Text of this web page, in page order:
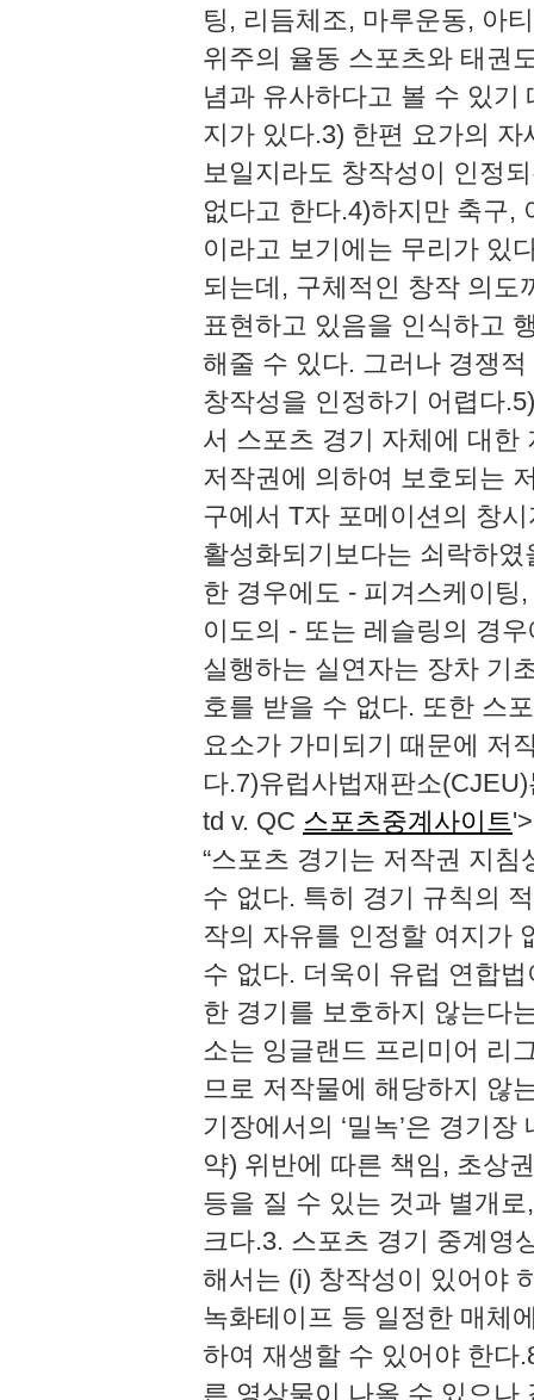
팅, 리듬체조, 마루운동, 아
위주의 율동 스포츠와 태권
념과 유사하다고 볼 수 있기
지가 있다.3) 한편 요가의
보일지라도 창작성이 인정
없다고 한다.4)하지만 축구,
이라고 보기에는 무리가 있
되는데, 구체적인 창작 의도
표현하고 있음을 인식하고
해줄 수 있다. 그러나 경쟁
창작성을 인정하기 어렵다
서 스포츠 경기 자체에 대한
저작권에 의하여 보호되는
구에서 T자 포메이션의 창
활성화되기보다는 쇠락하
한 경우에도 - 피겨스케이
이도의 - 또는 레슬링의 경
실행하는 실연자는 장차 기
호를 받을 수 없다. 또한 스
요소가 가미되기 때문에 저
다.7)유럽사법재판소
td v. QC 스포츠중계사이트
“스포츠 경기는 저작권 지
수 없다. 특히 경기 규칙의
작의 자유를 인정할 여지가
수 없다. 더욱이 유럽 연합
한 경기를 보호하지 않는다
소는 잉글랜드 프리미어 리
므로 저작물에 해당하지 않
기장에서의 ‘밀녹’은 경기
약) 위반에 따른 책임, 초상
등을 질 수 있는 것과 별개
크다.​3. 스포츠 경기 중계영
해서는 (i) 창작성이 있어야
녹화테이프 등 일정한 매체
하여 재생할 수 있어야 한다
른 영상물이 나올 수 있으나